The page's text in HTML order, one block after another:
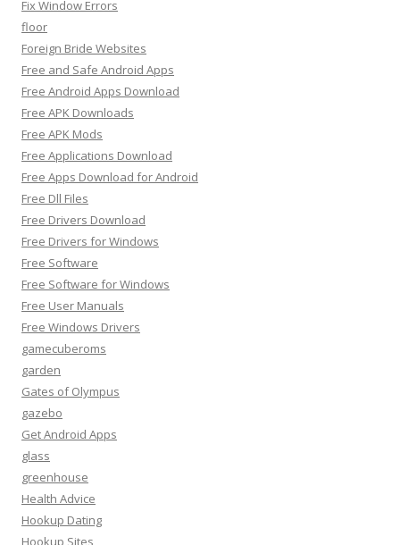
Fix Window Errors
floor
Foreign Bride Websites
Free and Safe Android Apps
Free Android Apps Download
Free APK Downloads
Free APK Mods
Free Applications Download
Free Apps Download for Android
Free Dll Files
Free Drivers Download
Free Drivers for Windows
Free Software
Free Software for Windows
Free User Manuals
Free Windows Drivers
gamecuberoms
garden
Gates of Olympus
gazebo
Get Android Apps
glass
greenhouse
Health Advice
Hookup Dating
Hookup Sites